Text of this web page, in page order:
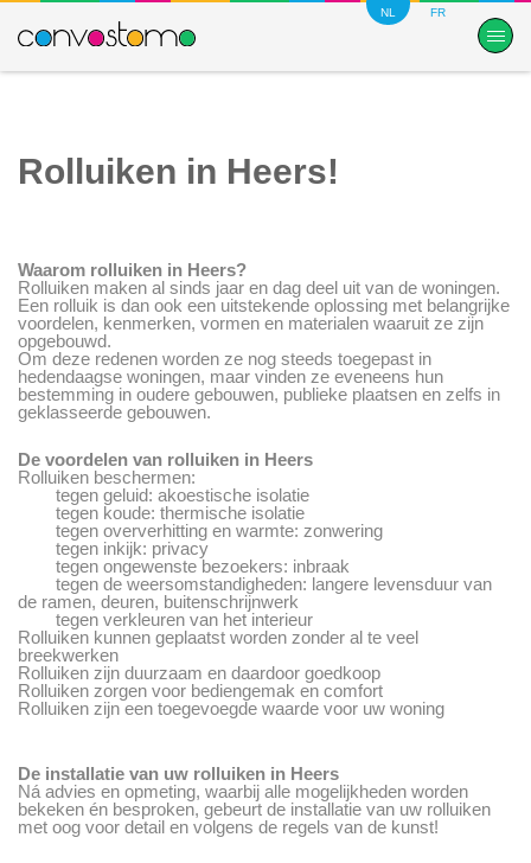
NL FR
Rolluiken in Heers!
Waarom rolluiken in Heers?
Rolluiken maken al sinds jaar en dag deel uit van de woningen.
Een rolluik is dan ook een uitstekende oplossing met belangrijke
voordelen, kenmerken, vormen en materialen waaruit ze zijn
opgebouwd.
Om deze redenen worden ze nog steeds toegepast in
hedendaagse woningen, maar vinden ze eveneens hun
bestemming in oudere gebouwen, publieke plaatsen en zelfs in
geklasseerde gebouwen.
De voordelen van rolluiken in Heers
Rolluiken beschermen:
tegen geluid: akoestische isolatie
tegen koude: thermische isolatie
tegen oververhitting en warmte: zonwering
tegen inkijk: privacy
tegen ongewenste bezoekers: inbraak
tegen de weersomstandigheden: langere levensduur van
de ramen, deuren, buitenschrijnwerk
tegen verkleuren van het interieur
Rolluiken kunnen geplaatst worden zonder al te veel
breekwerken
Rolluiken zijn duurzaam en daardoor goedkoop
Rolluiken zorgen voor bediengemak en comfort
Rolluiken zijn een toegevoegde waarde voor uw woning
De installatie van uw rolluiken in Heers
Ná advies en opmeting, waarbij alle mogelijkheden worden
bekeken én besproken, gebeurt de installatie van uw rolluiken
met oog voor detail en volgens de regels van de kunst!